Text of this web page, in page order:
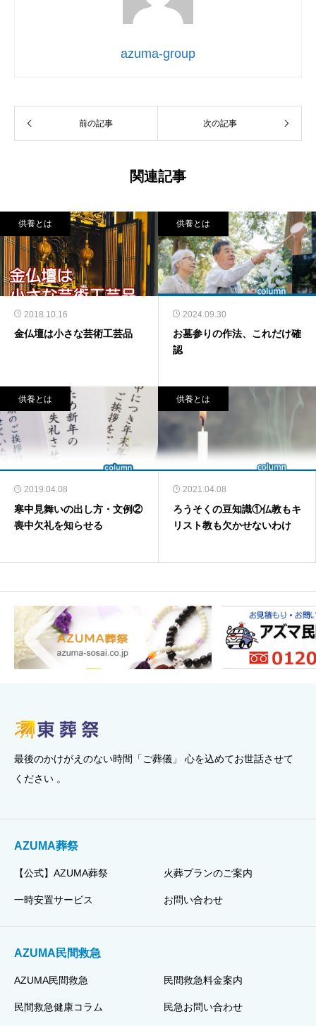
azuma-group
前の記事 次の記事
関連記事
供養とは
2018.10.16
金仏壇は小さな芸術工芸品
供養とは
2024.09.30
お墓参りの作法、これだけ確
認
供養とは
2019.04.08
寒中見舞いの出し方・文例②
喪中欠礼を知らせる
供養とは
2021.04.08
ろうそくの豆知識①仏教もキ
リスト教も欠かせないわけ
最後のかけがえのない時間「ご葬儀」 心を込めてお世話させて
ください 。
AZUMA葬祭
【公式】AZUMA葬祭 火葬プランのご案内
一時安置サービス お問い合わせ
AZUMA民間救急
AZUMA民間救急 民間救急料金案内
民間救急健康コラム 民急お問い合わせ